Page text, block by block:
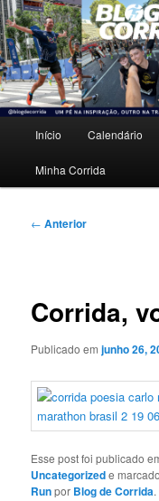
Pular
para
o
conteúdo
principalBlog de
Um pé na inspiração,
principal
Início Calendário
Minha Corrida
Navegação
← Anterior
Corrida,
Publicado emjunho 26,
Esse post foi publicado
Uncategorizede
Runpor Blog de Corrida